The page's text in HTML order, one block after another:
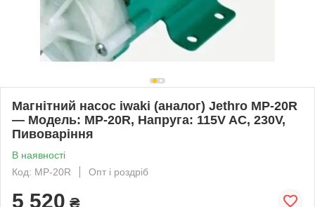
Магнітний насос iwaki (аналог) Jethro MP-20R
— Модель: MP-20R, Напруга: 115V AC, 230V,
Пивоваріння
В наявності
Код: MP-20R
Опт і роздріб
5 520 ₴